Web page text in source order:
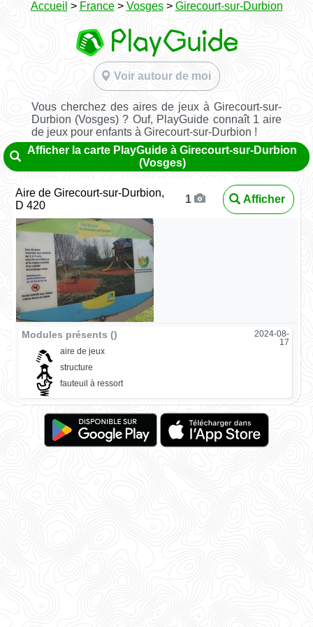
Accueil > France> Vosges> Girecourt-sur-Durbion
Voir autour de moi
Vous cherchez des aires de jeux à Girecourt-sur-
Durbion (Vosges) ? Ouf, PlayGuide connaît 1 aire
de jeux pour enfants à Girecourt-sur-Durbion !
Afficher la carte PlayGuide à Girecourt-sur-Durbion
(Vosges)
Aire de Girecourt-sur-Durbion,
D 420
1 Afficher
Modules présents ()
2024-08-
17
aire de jeux
structure
fauteuil à ressort